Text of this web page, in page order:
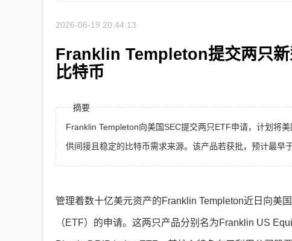
2026-06-19 20:44:13
Franklin Templeton提交两只
比特币
摘要
Franklin Templeton向美国SEC提交两只ETF申请，计划将
供间接且稳定的比特币需求来源。该产品若获批，预计最早
管理着数十亿美元资产的Franklin Templeton近日向美
（ETF）的申请。这两只产品分别名为Franklin US